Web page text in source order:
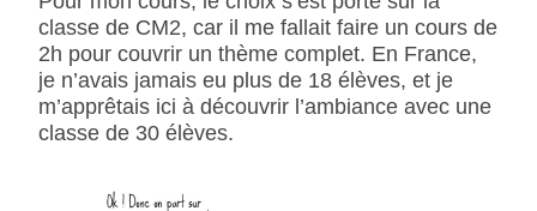
classe de CM2, car il me fallait faire un cours de
2h pour couvrir un thème complet. En France,
je n’avais jamais eu plus de 18 élèves, et je
m’apprêtais ici à découvrir l’ambiance avec une
classe de 30 élèves.